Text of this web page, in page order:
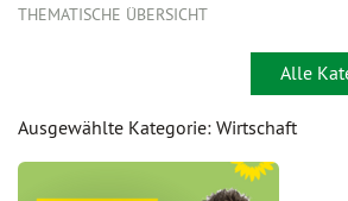
THEMATISCHE ÜBERSICHT
Alle
Ausgewählte Kategorie: Wirtschaft